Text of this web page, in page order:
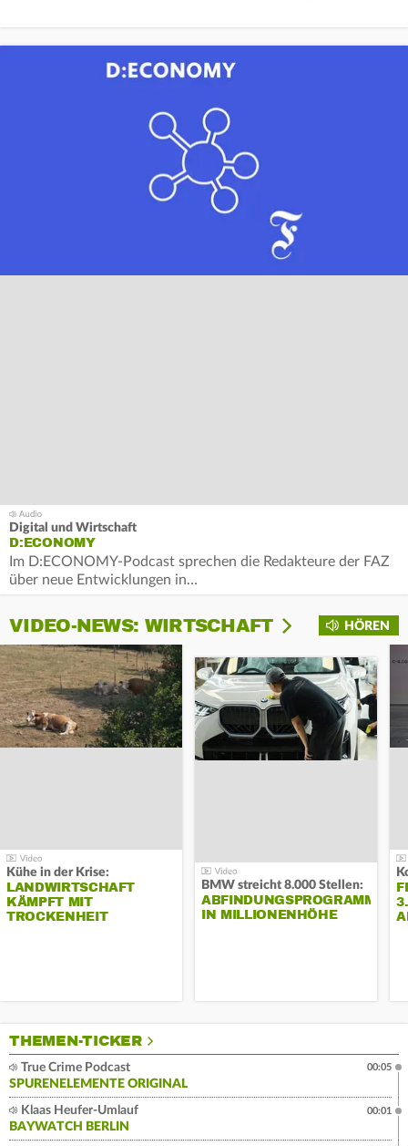
Digital und Wirtschaft
D:ECONOMY
Im D:ECONOMY-Podcast sprechen die Redakteure der FAZ
über neue Entwicklungen in…
HÖREN
VIDEO-NEWS: WIRTSCHAFT
Kühe in der Krise:
LANDWIRTSCHAFT
KÄMPFT MIT
TROCKENHEIT
BMW streicht 8.000 Stellen:
ABFINDUNGSPROGRAMM
IN MILLIONENHÖHE
THEMEN-TICKER
True Crime Podcast
SPURENELEMENTE ORIGINAL
00:05
Klaas Heufer-Umlauf
BAYWATCH BERLIN
00:01